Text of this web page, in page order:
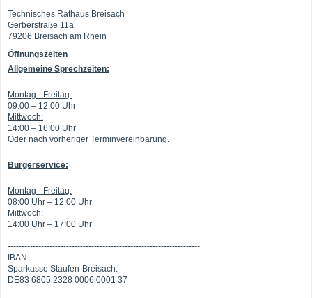
Technisches Rathaus Breisach
Gerberstraße 11a
79206 Breisach am Rhein
Öffnungszeiten
Allgemeine Sprechzeiten:
Montag - Freitag:
09:00 – 12:00 Uhr
Mittwoch:
14:00 – 16:00 Uhr
Oder nach vorheriger Terminvereinbarung.
Bürgerservice:
Montag - Freitag:
08:00 Uhr – 12:00 Uhr
Mittwoch:
14:00 Uhr – 17:00 Uhr
---------------------------------------------------------------------
IBAN:
Sparkasse Staufen-Breisach:
DE83 6805 2328 0006 0001 37